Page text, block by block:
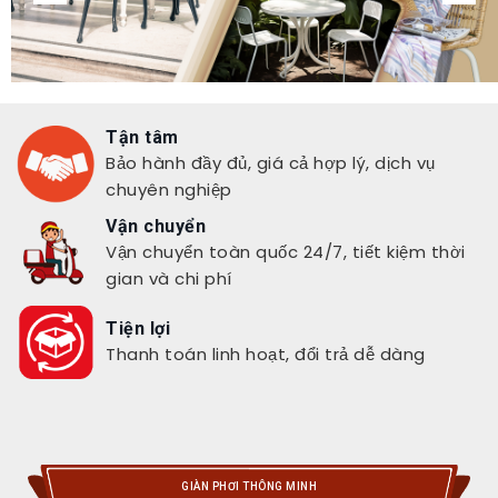
Tận tâm
Bảo hành đầy đủ, giá cả hợp lý, dịch vụ
chuyên nghiệp
Vận chuyển
Vận chuyển toàn quốc 24/7, tiết kiệm thời
gian và chi phí
Tiện lợi
Thanh toán linh hoạt, đổi trả dễ dàng
GIÀN PHƠI THÔNG MINH